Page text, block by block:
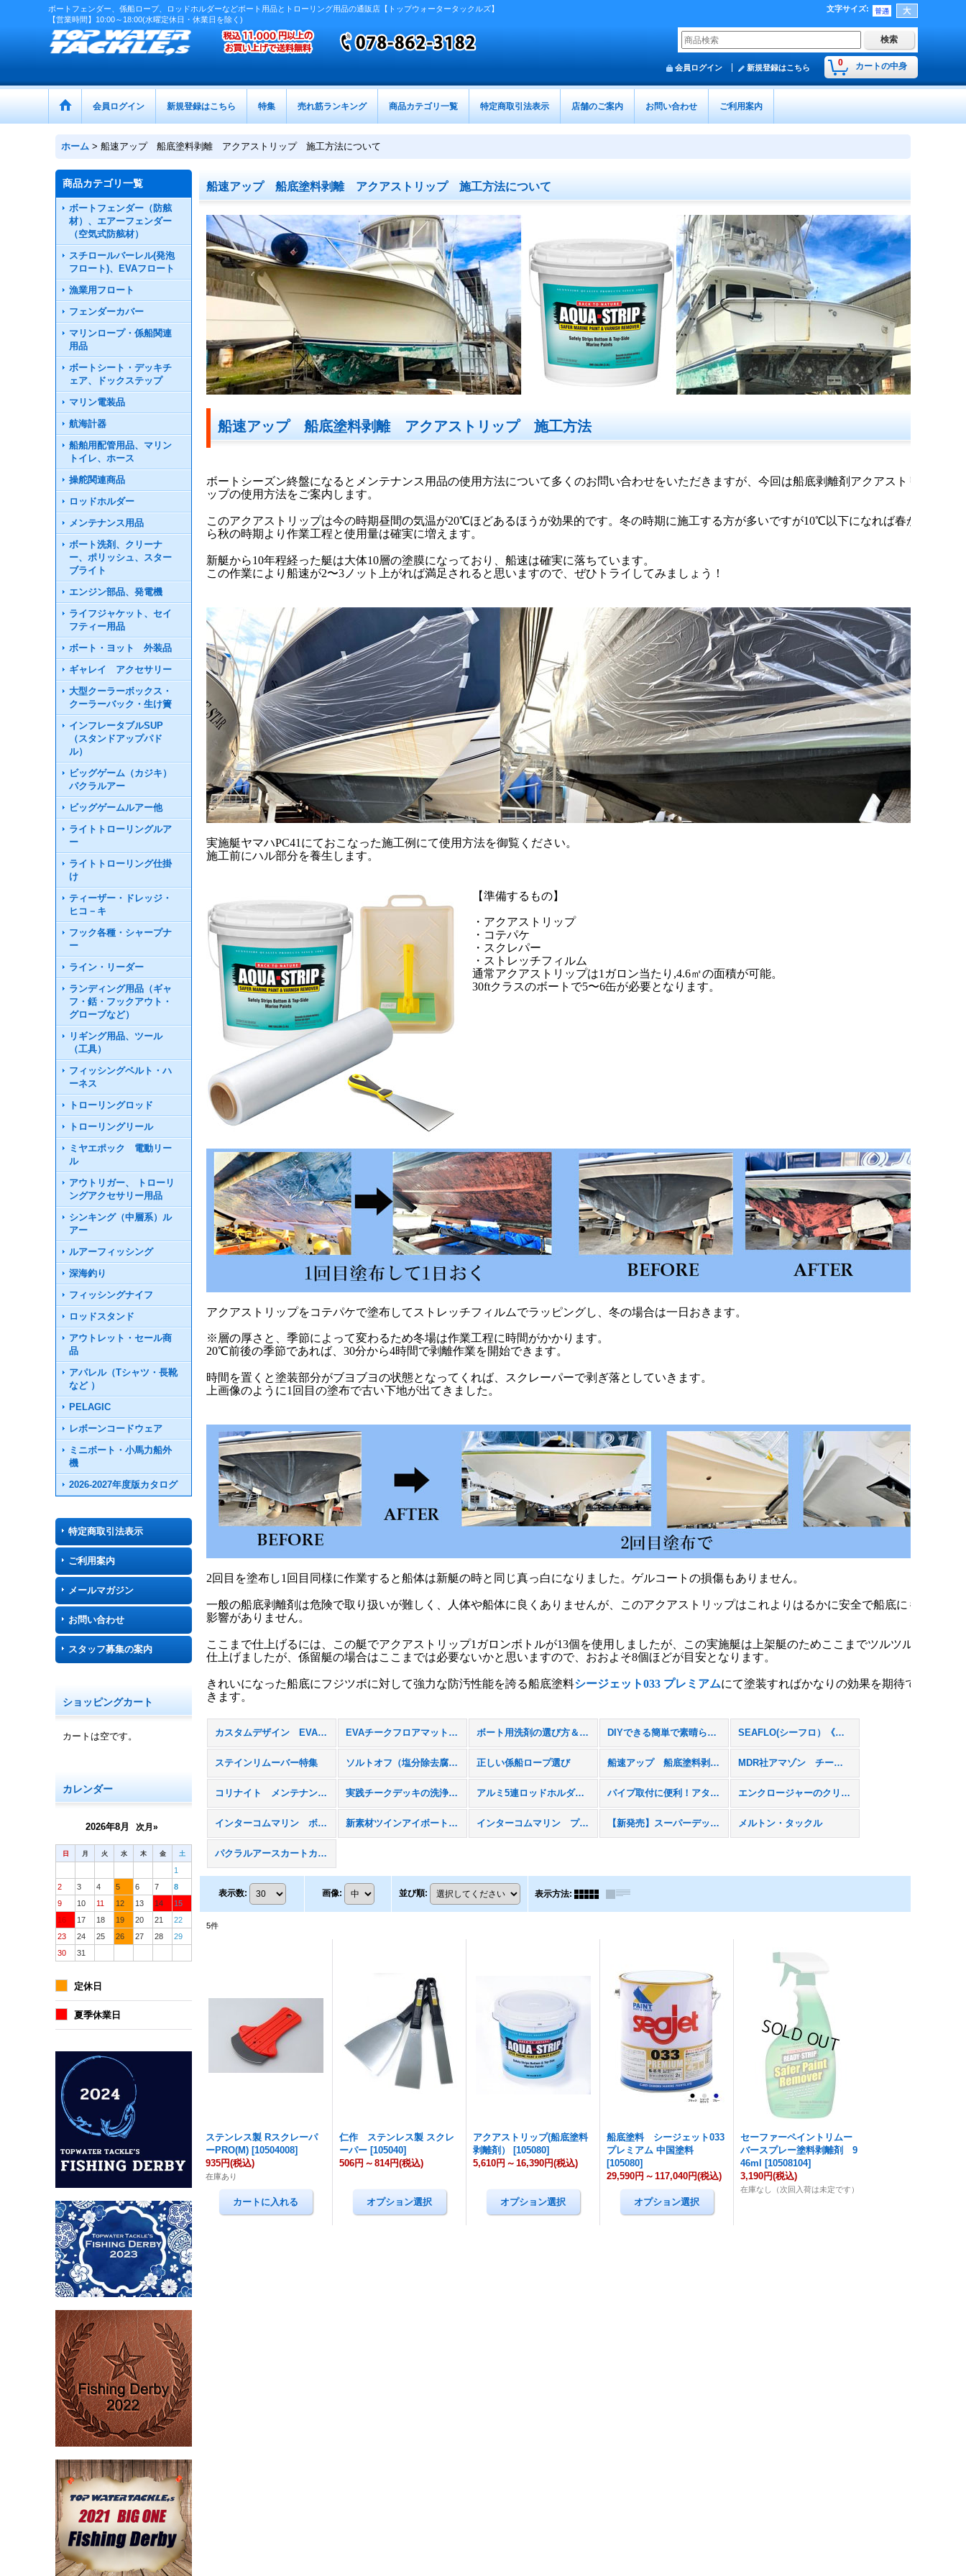
ボートフェンダー、係船ロープ、ロッドホルダーなどボート用品とトローリング用品の通販店【トップウォータータックルズ】
【営業時間】10:00～18:00(水曜定休日・休業日を除く)
文字サイズ:
0 カートの中身
会員ログイン 新規登録はこちら
会員ログイン 新規登録はこちら 特集 売れ筋ランキング 商品カテゴリ一覧 特定商取引法表示 店舗のご案内 お問い合わせ ご利用案内
ホーム > 船速アップ 船底塗料剥離 アクアストリップ 施工方法について
商品カテゴリ一覧
ボートフェンダー（防舷
材）、エアーフェンダー
（空気式防舷材）
スチロールバーレル(発泡
フロート)、EVAフロート
漁業用フロート
フェンダーカバー
マリンロープ・係船関連
用品
ボートシート・デッキチ
ェア、ドックステップ
マリン電装品
航海計器
船舶用配管用品、マリン
トイレ、ホース
操舵関連商品
ロッドホルダー
メンテナンス用品
ボート洗剤、クリーナ
ー、ポリッシュ、スター
ブライト
エンジン部品、発電機
ライフジャケット、セイ
フティー用品
ボート・ヨット 外装品
ギャレイ アクセサリー
大型クーラーボックス・
クーラーバック・生け簀
インフレータブルSUP
（スタンドアップパド
ル）
ビッグゲーム（カジキ）
パクラルアー
ビッグゲームルアー他
ライトトローリングルア
ー
ライトトローリング仕掛
け
ティーザー・ドレッジ・
ヒコ－キ
フック各種・シャープナ
ー
ライン・リーダー
ランディング用品（ギャ
フ・銛・フックアウト・
グローブなど）
リギング用品、ツール
（工具）
フィッシングベルト・ハ
ーネス
トローリングロッド
トローリングリール
ミヤエポック 電動リー
ル
アウトリガー、 トローリ
ングアクセサリー用品
シンキング（中層系）ル
アー
ルアーフィッシング
深海釣り
フィッシングナイフ
ロッドスタンド
アウトレット・セール商
品
アパレル（Tシャツ・長靴
など ）
PELAGIC
レボーンコードウェア
ミニボート・小馬力船外
機
2026-2027年度版カタログ
特定商取引法表示
ご利用案内
メールマガジン
お問い合わせ
スタッフ募集の案内
ショッピングカート
カートは空です。
カレンダー
2026年8月 次月»
日 月 火 水 木 金 土
1
2
3 4 5 6 7
8
9
10 11 12 13 14
15
16
17 18 19 20 21
22
23
24 25 26 27 28
29
30
31
定休日
夏季休業日
船速アップ 船底塗料剥離 アクアストリップ 施工方法について
船速アップ 船底塗料剥離 アクアストリップ 施工方法
ボートシーズン終盤になるとメンテナンス用品の使用方法について多くのお問い合わせをいただきますが、今回は船底剥離剤アクアストリ
ップの使用方法をご案内します。
このアクアストリップは今の時期昼間の気温が20℃ほどあるほうが効果的です。冬の時期に施工する方が多いですが10℃以下になれば春か
ら秋の時期より作業工程と使用量は確実に増えます。
新艇から10年程経った艇は大体10層の塗膜になっており、船速は確実に落ちています。
この作業により船速が2〜3ノット上がれば満足されると思いますので、ぜひトライしてみましょう！
実施艇ヤマハPC41にておこなった施工例にて使用方法を御覧ください。
施工前にハル部分を養生します。
【準備するもの】
・アクアストリップ
・コテパケ
・スクレパー
・ストレッチフィルム
通常アクアストリップは1ガロン当たり,4.6㎡の面積が可能。
30ftクラスのボートで5〜6缶が必要となります。
アクアストリップをコテパケで塗布してストレッチフィルムでラッピングし、冬の場合は一日おきます。
※層の厚さと、季節によって変わるため冬場は作業工程に時間がかかります。
20℃前後の季節であれば、30分から4時間で剥離作業を開始できます。
時間を置くと塗装部分がブヨブヨの状態となってくれば、スクレーパーで剥ぎ落としていきます。
上画像のように1回目の塗布で古い下地が出てきました。
2回目を塗布し1回目同様に作業すると船体は新艇の時と同じ真っ白になりました。ゲルコートの損傷もありません。
一般の船底剥離剤は危険で取り扱いが難しく、人体や船体に良くありませんが、このアクアストリップはこれよりはるかに安全で船底にも
影響がありません。
ここまで仕上げるには、この艇でアクアストリップ1ガロンボトルが13個を使用しましたが、この実施艇は上架艇のためここまでツルツルに
仕上げましたが、係留艇の場合はここまでは必要ないかと思いますので、おおよそ8個ほどが目安となります。
きれいになった船底にフジツボに対して強力な防汚性能を誇る船底塗料シージェット033 プレミアムにて塗装すればかなりの効果を期待で
きます。
カスタムデザイン EVAチークフロアマット 販売のご案内 EVAチークフロアマット 特注施工例 ボート用洗剤の選び方＆使い方 DIYできる簡単で素晴らしいコート剤”スターブライト マリンポリッシュ” SEAFLO(シーフロ）《正規販売店》
ステインリムーバー特集 ソルトオフ（塩分除去腐食防止剤） 正しい係船ロープ選び 船速アップ 船底塗料剥離 アクアストリップ 施工方法について MDR社アマゾン チーク クリーナー・オイル
コリナイト メンテナンス用品 実践チークデッキの洗浄・保護について ｜トップウォータータックルズ アルミ5連ロッドホルダーのフィッシング用セッティング実用例 パイプ取付に便利！アタッチメント エンクロージャーのクリアな視界を蘇らせます。
インターコムマリン ボートシート 新素材ツインアイボートフェンダーカバー インターコムマリン プレミアム マリンク－ラー 【新発売】スーパーデッキチェアプレミアムのご紹介 メルトン・タックル
パクラルアースカートカラー
表示数: 画像: 並び順: 表示方法:
5件
ステンレス製 Rスクレーパ
ーPRO(M) [10504008]
935円(税込)
在庫あり
仁作 ステンレス製 スクレ
ーパー [105040]
506円 ～ 814円(税込)
アクアストリップ(船底塗料
剥離剤）
[105080]
5,610円 ～ 16,390円(税込)
船底塗料 シージェット033
プレミアム 中国塗料
[105080]
29,590円 ～ 117,040円(税込)
セーファーペイントリムー
バースプレー塗料剥離剤 9
46ml
[10508104]
3,190円(税込)
在庫なし（次回入荷は未定です）